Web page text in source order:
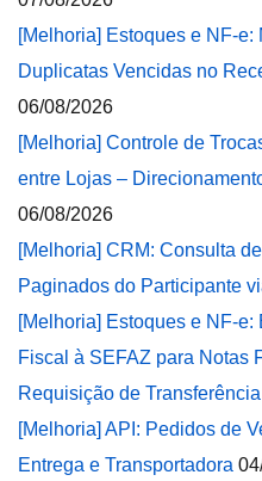
[Melhoria] Estoques e NF-
Duplicatas Vencidas no
06/08/2026
[Melhoria] Controle de
entre Lojas –
06/08/2026
[Melhoria] CRM: Consulta
Paginados do Participante
[Melhoria] Estoques e NF-
Fiscal à SEFAZ para Notas
Requisição de
[Melhoria] API: Pedidos de
Entrega e Transportadora